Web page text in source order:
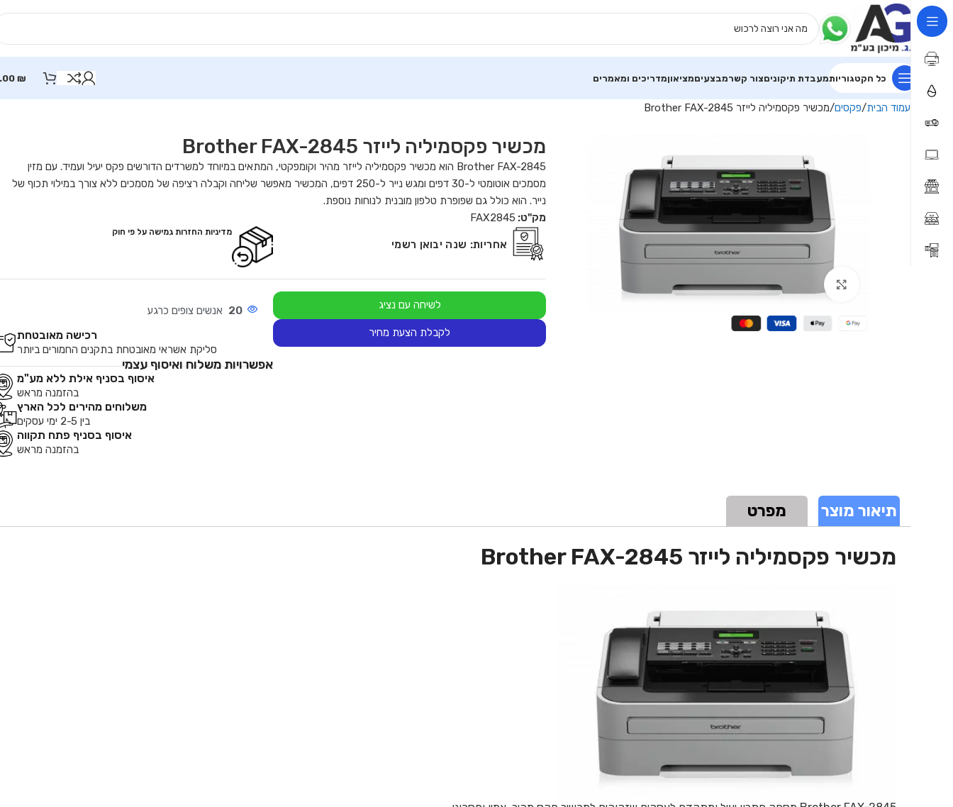
כל הקטגוריותמעבדת תיקוניםצור קשרמבצעיםמציאוןמדריכים ומאמרים ₪
עמוד הבית פקסים מכשיר פקסמיליה לייזר Brother FAX-2845
Click to enlarge
מכשיר פקסמיליה לייזר Brother FAX-2845
Brother FAX-2845 הוא מכשיר פקסמיליה לייזר מהיר וקומפקטי, המתאים במיוחד למשרדים הדורשים פקס יעיל ועמיד. עם מזין
מסמכים אוטומטי ל-30 דפים ומגש נייר ל-250 דפים, המכשיר מאפשר שליחה וקבלה רציפה של מסמכים ללא צורך במילוי תכוף של
נייר. הוא כולל גם שפופרת טלפון מובנית לנוחות נוספת.
מק"ט: FAX2845
אחריות: שנה יבואן רשמי
מדיניות החזרות גמישה על פי חוק
לשיחה עם נציג
לקבלת הצעת מחיר
20 אנשים צופים כרגע
רכישה מאובטחת
סליקת אשראי מאובטחת בתקנים החמורים ביותר
אפשרויות משלוח ואיסוף עצמי
איסוף בסניף אילת ללא מע"מ
בהזמנה מראש
משלוחים מהירים לכל הארץ
בין 2-5 ימי עסקים
איסוף בסניף פתח תקווה
בהזמנה מראש
תיאור מוצר מפרט
מכשיר פקסמיליה לייזר Brother FAX-2845